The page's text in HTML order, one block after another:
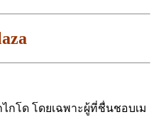
กโด โดยเฉพาะผู้ที่ชื่นชอบเม